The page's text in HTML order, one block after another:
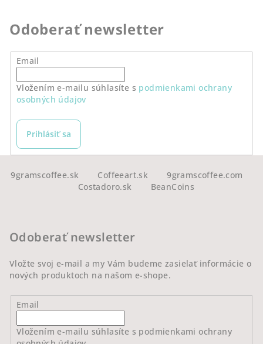
c
i
r
ý
p
i
i
e
Odoberať newsletter
Email
Vložením e-mailu súhlasíte s podmienkami ochrany
osobných údajov
Prihlásiť sa
9gramscoffee.sk Coffeeart.sk
9gramscoffee.com
Costadoro.sk
BeanCoins
Odoberať newsletter
Vložte svoj e-mail a my Vám budeme zasielať informácie o
nových produktoch na našom e-shope.
Email
Vložením e-mailu súhlasíte s podmienkami ochrany